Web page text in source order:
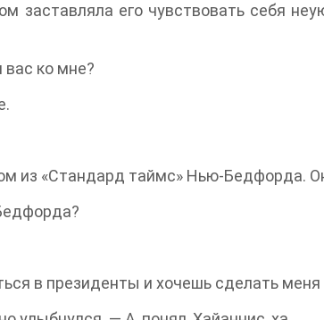
заставляла его чувствовать себя
ко мне?
из «Стандард таймс» Нью-Бедфорда.
в президенты и хочешь сделать